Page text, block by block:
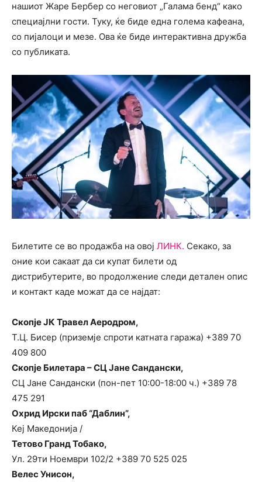
нашиот Жаре Бербер со неговиот „Галама бенд“ како
специајлни гости. Туку, ќе биде една голема кафеана,
со пијалоци и мезе. Ова ќе биде интерактивна дружба
со публиката.
Билетите се во продажба на овој ЛИНК. Секако, за
оние кои сакаат да си купат билети од
дистрибутерите, во продолжение следи детален опис
и контакт каде можат да се најдат:
Скопје ЈК Травел Аеродром,
Т.Ц. Бисер (приземје спроти катната гаража) +389 70
409 800
Скопје Билетара – СЦ Јане Сандански,
СЦ Јане Сандански (пон-пет 10:00-18:00 ч.) +389 78
475 291
Охрид Ирски паб “Даблин”,
Кеј Македонија /
Тетово Гранд Тобако,
Ул. 29ти Ноември 102/2 +389 70 525 025
Велес Унисон,